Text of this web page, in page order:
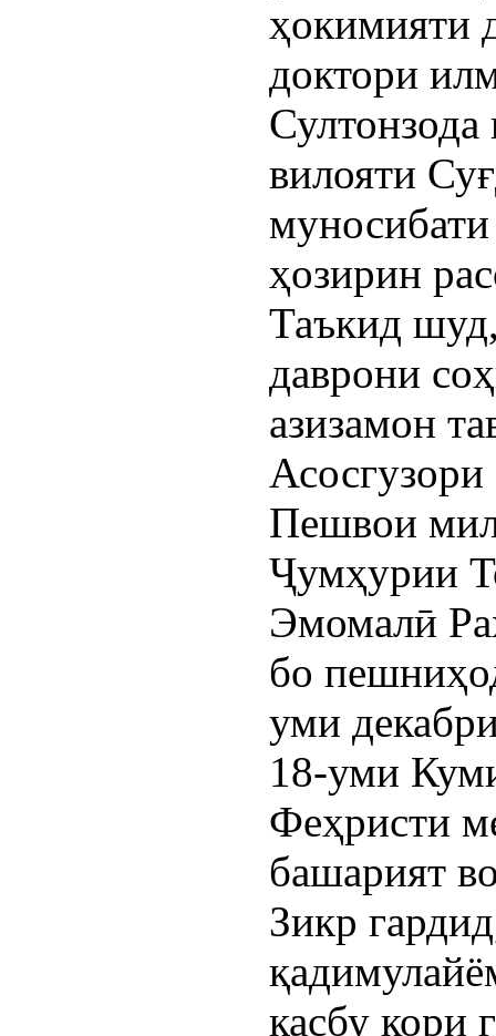
ҳокимияти
доктори
вилояти
ҳозирин
Таъкид
даврони
азизамон
Пешвои
Ҷумҳурии
Эмомалӣ
бо
уми
18-уми
Феҳристи
башарият
Зикр
касбу кори